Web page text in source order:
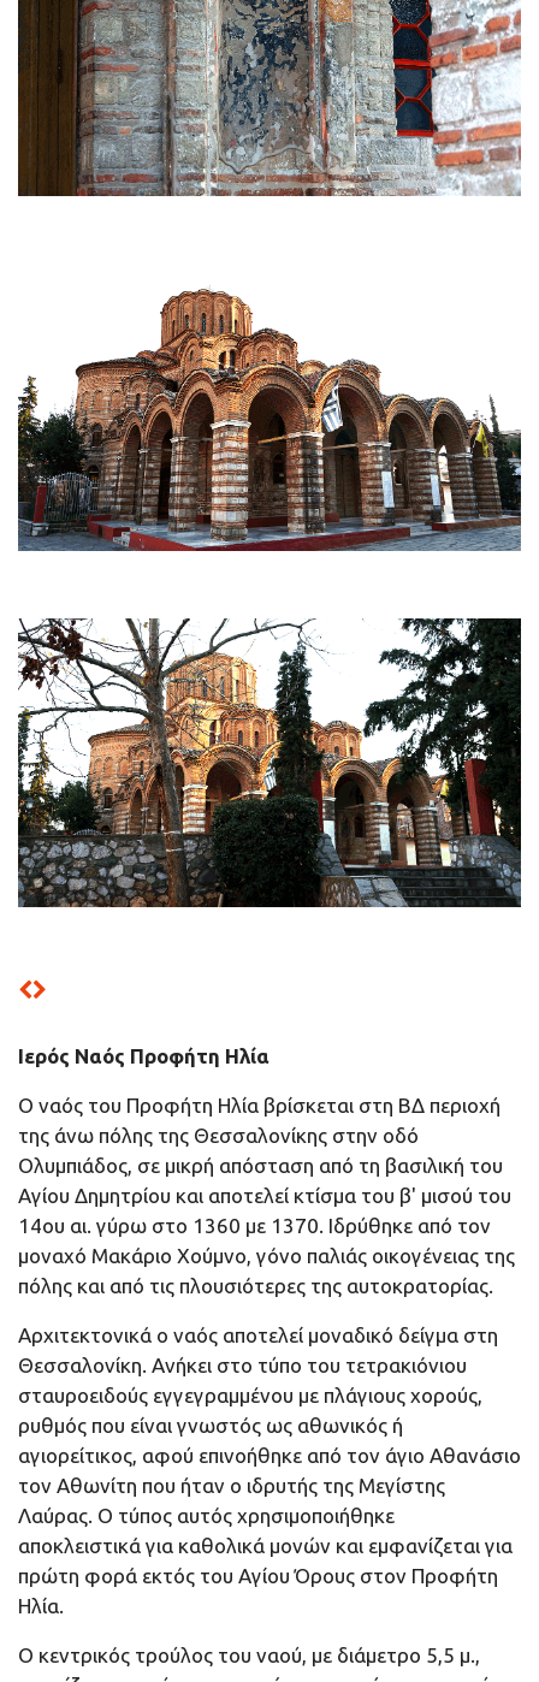
Ιερός Ναός Προφήτη Ηλία
Ο ναός του Προφήτη Ηλία βρίσκεται στη ΒΔ περιοχή
της άνω πόλης της Θεσσαλονίκης στην οδό
Ολυμπιάδος, σε μικρή απόσταση από τη βασιλική του
Αγίου Δημητρίου και αποτελεί κτίσμα του β' μισού του
14ου αι. γύρω στο 1360 με 1370. Ιδρύθηκε από τον
μοναχό Μακάριο Χούμνο, γόνο παλιάς οικογένειας της
πόλης και από τις πλουσιότερες της αυτοκρατορίας.
Αρχιτεκτονικά ο ναός αποτελεί μοναδικό δείγμα στη
Θεσσαλονίκη. Ανήκει στο τύπο του τετρακιόνιου
σταυροειδούς εγγεγραμμένου με πλάγιους χορούς,
ρυθμός που είναι γνωστός ως αθωνικός ή
αγιορείτικος, αφού επινοήθηκε από τον άγιο Αθανάσιο
τον Αθωνίτη που ήταν ο ιδρυτής της Μεγίστης
Λαύρας. Ο τύπος αυτός χρησιμοποιήθηκε
αποκλειστικά για καθολικά μονών και εμφανίζεται για
πρώτη φορά εκτός του Αγίου Όρους στον Προφήτη
Ηλία.
Ο κεντρικός τρούλος του ναού, με διάμετρο 5,5 μ.,